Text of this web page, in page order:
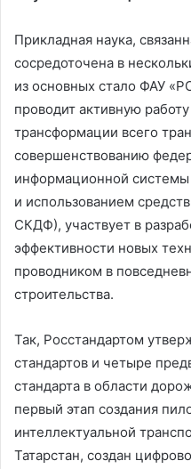
Прикладная наука,
сосредоточена в
из основных стало ФАУ
проводит активную
трансформации всего
совершенствованию
информационной
и использованием
СКДФ), участвует в
эффективности новых
проводником в
строительства.
Так, Росстандартом
стандартов и четыре
стандарта в области
первый этап создания
интеллектуальной
Татарстан, создан